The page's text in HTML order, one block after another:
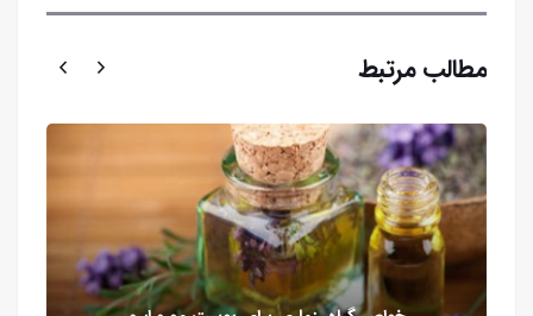
مطالب مرتبط